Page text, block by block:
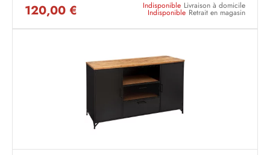
120,00 € Indisponible Livraison à domicile
Indisponible Retrait en magasin